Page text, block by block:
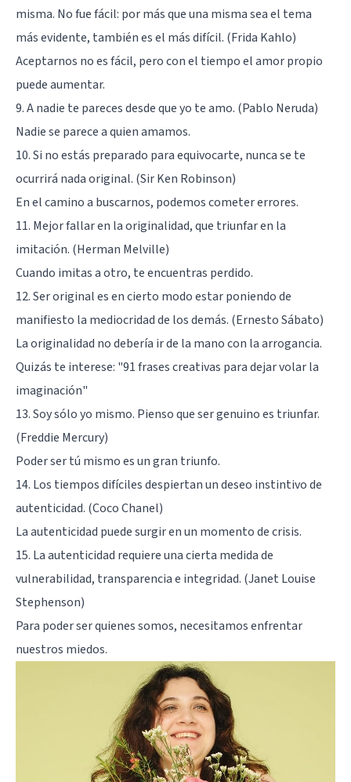
misma. No fue fácil: por más que una misma sea el tema
más evidente, también es el más difícil. (Frida Kahlo)
Aceptarnos no es fácil, pero con el tiempo el amor propio
puede aumentar.
9. A nadie te pareces desde que yo te amo. (Pablo Neruda)
Nadie se parece a quien amamos.
10. Si no estás preparado para equivocarte, nunca se te
ocurrirá nada original. (Sir Ken Robinson)
En el camino a buscarnos, podemos cometer errores.
11. Mejor fallar en la originalidad, que triunfar en la
imitación. (Herman Melville)
Cuando imitas a otro, te encuentras perdido.
12. Ser original es en cierto modo estar poniendo de
manifiesto la mediocridad de los demás. (Ernesto Sábato)
La originalidad no debería ir de la mano con la arrogancia.
Quizás te interese: "91 frases creativas para dejar volar la
imaginación"
13. Soy sólo yo mismo. Pienso que ser genuino es triunfar.
(Freddie Mercury)
Poder ser tú mismo es un gran triunfo.
14. Los tiempos difíciles despiertan un deseo instintivo de
autenticidad. (Coco Chanel)
La autenticidad puede surgir en un momento de crisis.
15. La autenticidad requiere una cierta medida de
vulnerabilidad, transparencia e integridad. (Janet Louise
Stephenson)
Para poder ser quienes somos, necesitamos enfrentar
nuestros miedos.